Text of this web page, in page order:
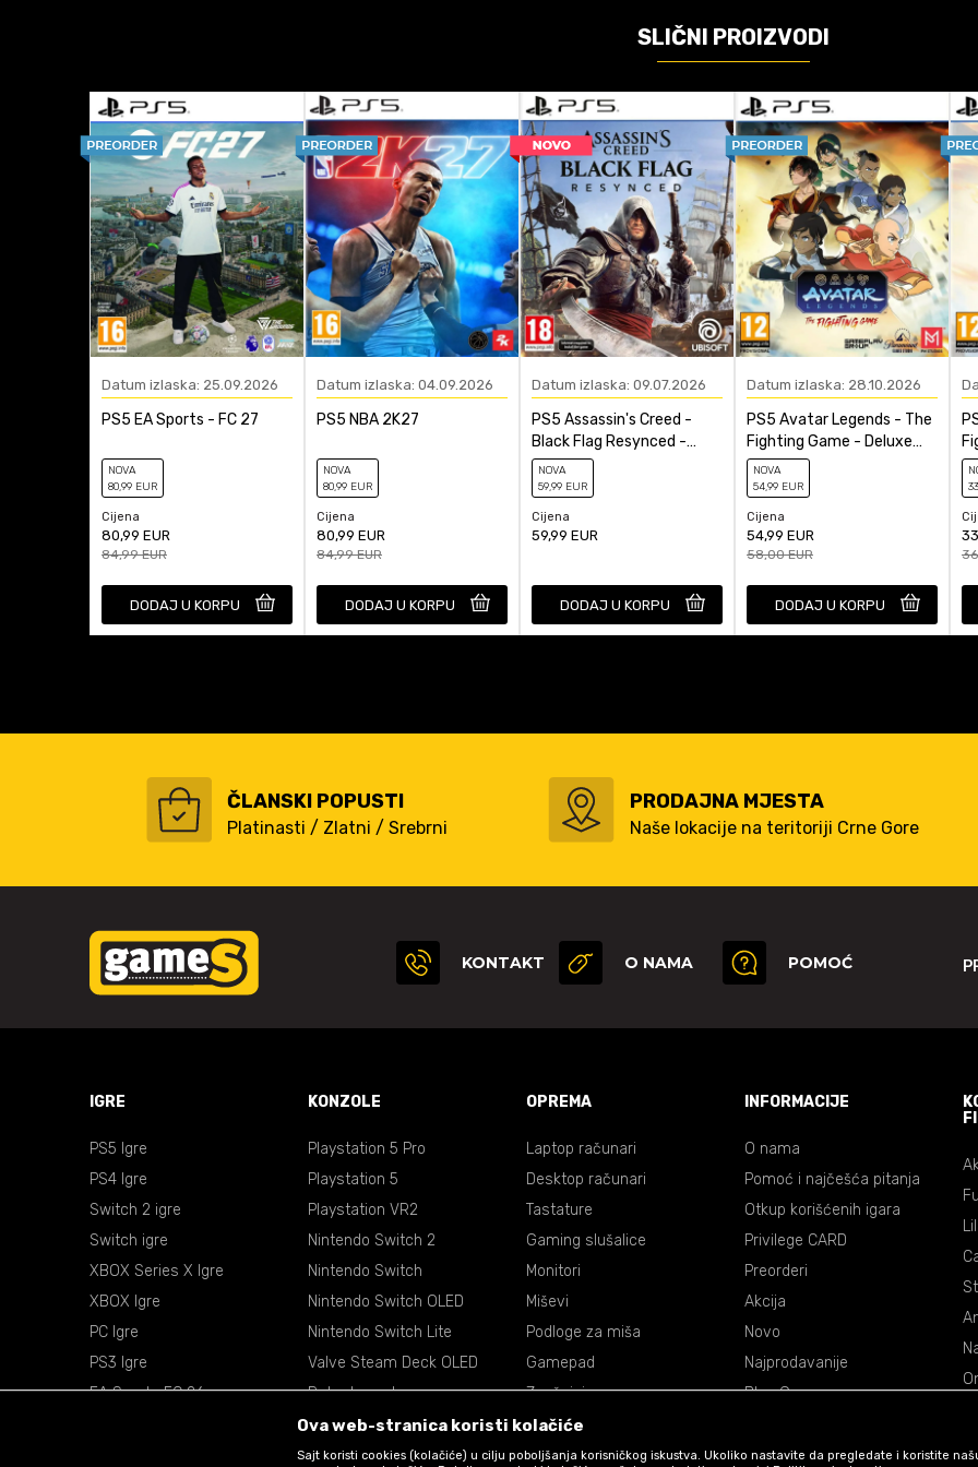
Anti-spam zaštita - izračunajte koliko je 6 - 1 :
POŠALJI
Žanr Stealth - Šunjalica, Third Person Shooter
SLIČNI PROIZVODI
Datum izlaska: 25.09.2026
PS5 EA Sports - FC 27
NOVA
80,99 EUR
Cijena
80,99 EUR
84,99EUR
DODAJ U KORPU
Datum izlaska: 04.09.2026
PS5 NBA 2K27
NOVA
80,99 EUR
Cijena
80,99 EUR
84,99EUR
DODAJ U KORPU
Datum izlaska: 09.07.2026
PS5 Assassin's Creed -
Black Flag Resynced -
Standard Edition
NOVA
59,99 EUR
Cijena
59,99 EUR
DODAJ U KORPU
Datum izlaska: 28.10.2026
PS5 Avatar Legends - The
Fighting Game - Deluxe
Edition
NOVA
54,99 EUR
Cijena
54,99 EUR
58,00EUR
DODAJ U KORPU
33
ČLANSKI POPUSTI
Platinasti / Zlatni / Srebrni
PRODAJNA MJESTA
Naše lokacije na teritoriji Crne Gore
KONTAKT O NAMA POMOĆ
IGRE
PS5 Igre
PS4 Igre
Switch 2 igre
Switch igre
XBOX Series X Igre
XBOX Igre
PC Igre
PS3 Igre
EA Sports FC 26
KONZOLE
Playstation 5 Pro
Playstation 5
Playstation VR2
Nintendo Switch 2
Nintendo Switch
Nintendo Switch OLED
Nintendo Switch Lite
Valve Steam Deck OLED
Retro konzole
VR Naočare
OPREMA
Laptop računari
Desktop računari
Tastature
Gaming slušalice
Monitori
Miševi
Podloge za miša
Gamepad
Zvučnici
Volani
Accessories
INFORMACIJE
O nama
Pomoć i najčešća pitanja
Otkup korišćenih igara
Privilege CARD
Preorderi
Akcija
Novo
Najprodavanije
Blog Games
Ova web-stranica koristi kolačiće
Sajt koristi cookies (kolačiće) u cilju poboljšanja korisničkog iskustva. Ukoliko nastavite da pregledate i koristite